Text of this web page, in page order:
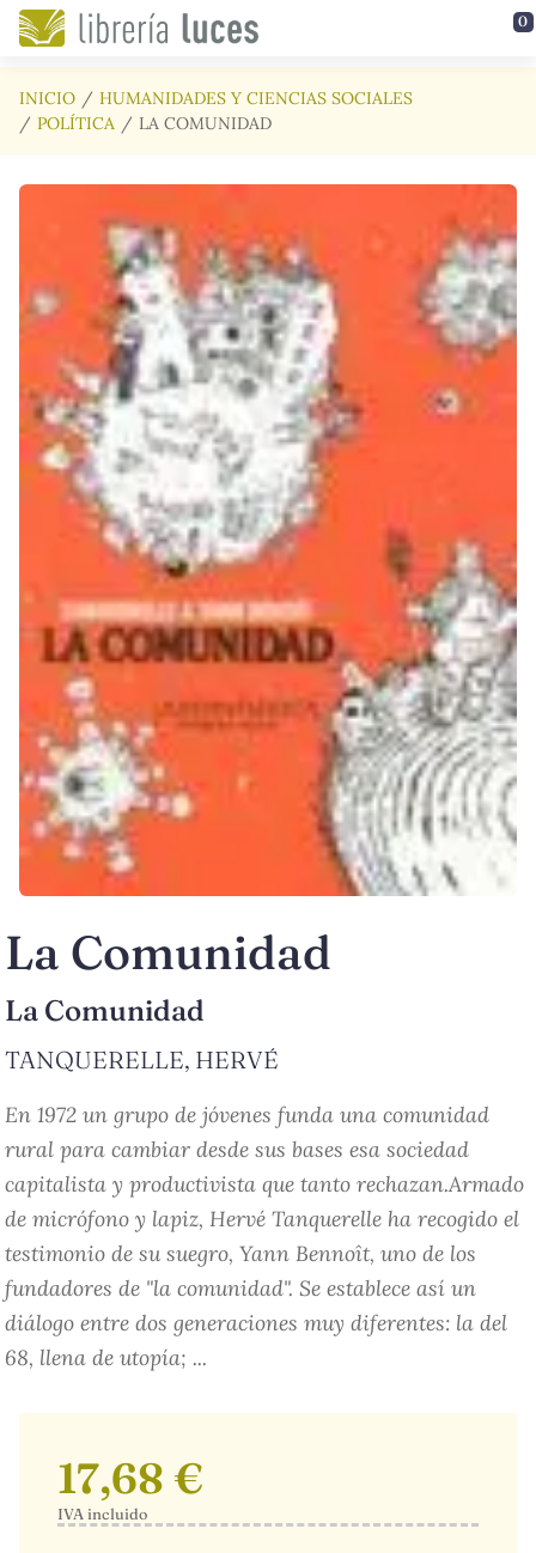
Saltar al contenido principal 0
INICIO
HUMANIDADES Y CIENCIAS SOCIALES
POLÍTICA
LA COMUNIDAD
La Comunidad
La Comunidad
TANQUERELLE, HERVÉ
En 1972 un grupo de jóvenes funda una comunidad
rural para cambiar desde sus bases esa sociedad
capitalista y productivista que tanto rechazan.Armado
de micrófono y lapiz, Hervé Tanquerelle ha recogido el
testimonio de su suegro, Yann Bennoît, uno de los
fundadores de "la comunidad". Se establece así un
diálogo entre dos generaciones muy diferentes: la del
68, llena de utopía; ...
17,68 €
IVA incluido